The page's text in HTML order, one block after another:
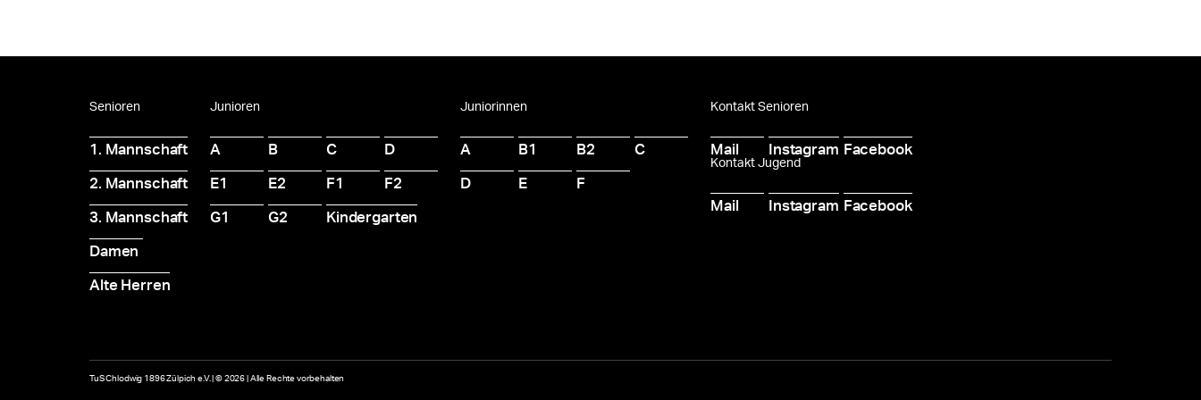
Senioren
1. Mannschaft
2. Mannschaft
3. Mannschaft
Damen
Alte Herren
Junioren
A B C D
E1 E2 F1 F2
G1 G2 Kindergarten
Juniorinnen
A B1 B2 C
D E F
Kontakt Senioren
Mail Instagram Facebook
Kontakt Jugend
Mail Instagram Facebook
TuS Chlodwig 1896 Zülpich e.V. | © 2026 | Alle Rechte vorbehalten